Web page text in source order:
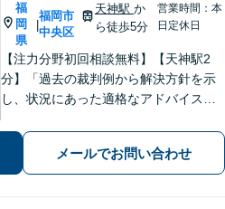
福
岡
県
|
福岡市
中央区
天神駅 か
ら徒歩5分
営業時間：本
日定休日
【注力分野初回相談無料】【天神駅2
分】「過去の裁判例から解決方針を示
し、状況にあった適格なアドバイス
悩みの方へ。どのようなご相談も親身
にうかがい、ともに解決を目指します
【休日・夜間相談可】まずはお電話く
ださい。
メールでお問い合わせ